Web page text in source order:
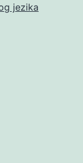
jezika